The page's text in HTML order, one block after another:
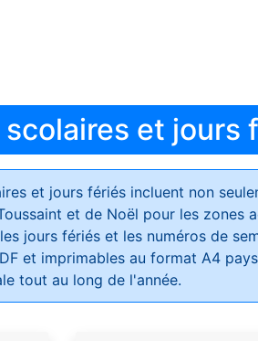
et jours
et jours fériésincluent non
et de Noël pour les zones
jours fériés et les numéros de
et imprimables au format A4
tout au long de l'année.